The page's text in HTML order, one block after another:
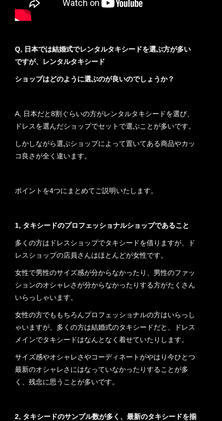
Q, 日本では結婚式でレンタルタキシードを選ぶ方が多い
ですが、レンタルタキシード
ショップはどのように選ぶのが良いのでしょうか？
A, 日本だと8割ぐらいの方がレンタルタキシードを選び、
ドレスを選んだショップでセットで選ぶことが多いです。
しかしながら選ぶショップによって置いてある商品やカッ
コ良さが全く違います。
ポイントを4つにまとめてご説明いたします。
1, タキシードのプロフェッショナルショップであること
多くの方はドレスショップでタキシードを借りますが、ド
レスショップの店員さんはほとんどが女性です。
女性で男性のサイズ感が分からなかったり、男性のファッ
ションのオシャレさが分からなかったりする方がたくさん
いらっしゃいます。
女性の方でももちろんプロフェッショナルの方はいらっし
ゃいますが、多くの方は結婚式のタキシードだと、ドレス
メインでタキシードはなんとなく着せていたりします。
サイズ感やオシャレさやコーディネートがやはり今ひとつ
最新のオシャレさにはなっていなかったりすることが多
く、残念に思うことが多いです。
2, タキシードのサンプル数が多く、最新のタキシードを揃